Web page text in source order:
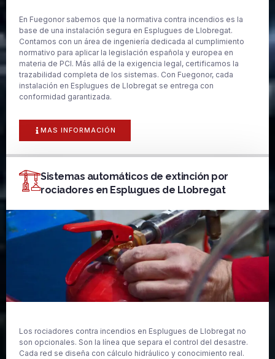
En Fuegonor sabemos que la normativa contra incendios es la
base de una instalación segura en Esplugues de Llobregat.
Contamos con un área de ingeniería dedicada al cumplimiento
normativo para aplicar la legislación española y europea en
materia de PCI. Más allá de la exigencia legal, certificamos la
trazabilidad completa de los sistemas. Con Fuegonor, cada
instalación en Esplugues de Llobregat se entrega con
conformidad garantizada.
MAS INFORMACIÓN
Sistemas automáticos de extinción por
rociadores en Esplugues de Llobregat
Los rociadores contra incendios en Esplugues de Llobregat no
son opcionales. Son la línea que separa el control del desastre.
Cada red se diseña con cálculo hidráulico y conocimiento real.